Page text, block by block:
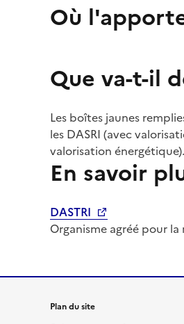
Où
Que va-t-il
Les boîtes jaunes
les DASRI (avec
valorisation énergétique).
En savoir
DASTRI
Organisme agréé pour
Plan du site